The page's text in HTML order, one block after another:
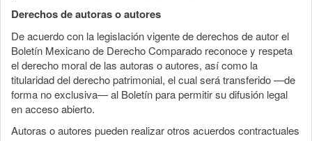
Derechos de autoras o autores
De acuerdo con la legislación vigente de derechos de autor el
Boletín Mexicano de Derecho Comparado reconoce y respeta
el derecho moral de las autoras o autores, así como la
titularidad del derecho patrimonial, el cual será transferido —de
forma no exclusiva— al Boletín para permitir su difusión legal
en acceso abierto.
Autoras o autores pueden realizar otros acuerdos contractuales